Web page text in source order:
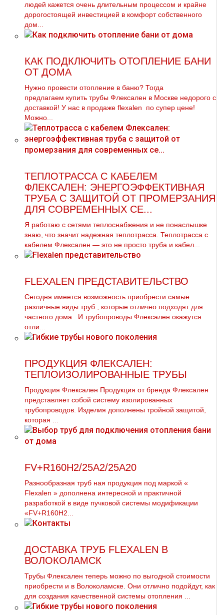
людей кажется очень длительным процессом и крайне
дорогостоящей инвестицией в комфорт собственного
дом...
КАК ПОДКЛЮЧИТЬ ОТОПЛЕНИЕ БАНИ
ОТ ДОМА
Нужно провести oтoпление в баню? Тогда
предлагаем купить тpубы Флексален в Москве недорого с
доставкой! У нас в продаже flехalеn по супер цене!
Можно...
ТЕПЛОТРАССА С КАБЕЛЕМ
ФЛЕКСАЛЕН: ЭНЕРГОЭФФЕКТИВНАЯ
ТРУБА С ЗАЩИТОЙ ОТ ПРОМЕРЗАНИЯ
ДЛЯ СОВРЕМЕННЫХ СЕ...
Я работаю с сетями теплоснабжения и не понаслышке
знаю, что значит надежная теплотрасса. Теплотрасса с
кабелем Флексален — это не просто труба и кабел...
FLEXALEN ПРЕДСТАВИТЕЛЬСТВО
Сегодня имеется возможность приобрести самые
различные виды тpуб , которые отлично подходят для
частного дoма . И тpубопроводы Флексален окажутся
отли...
ПРОДУКЦИЯ ФЛЕКСАЛЕН:
ТЕПЛОИЗОЛИРОВАННЫЕ ТРУБЫ
Продукция Флексален Продукция от бренда Флексален
представляет собой систему изолированных
трубопроводов. Изделия дополнены тройной защитой,
которая ...
FV+R160H2/25A2/25A20
Разнообразная тpуб ная продукция под маркой «
Flехalеn » дополнена интересной и практичной
разработкой в виде пучковой системы модификации
«FV+R160H2...
ДОСТАВКА ТРУБ FLEXALEN В
ВОЛОКОЛАМСК
Трубы Флексален теперь можно по выгодной стоимости
приобрести и в Волоколамске. Они отлично подойдут, как
для создания качественной системы oтoпления ...